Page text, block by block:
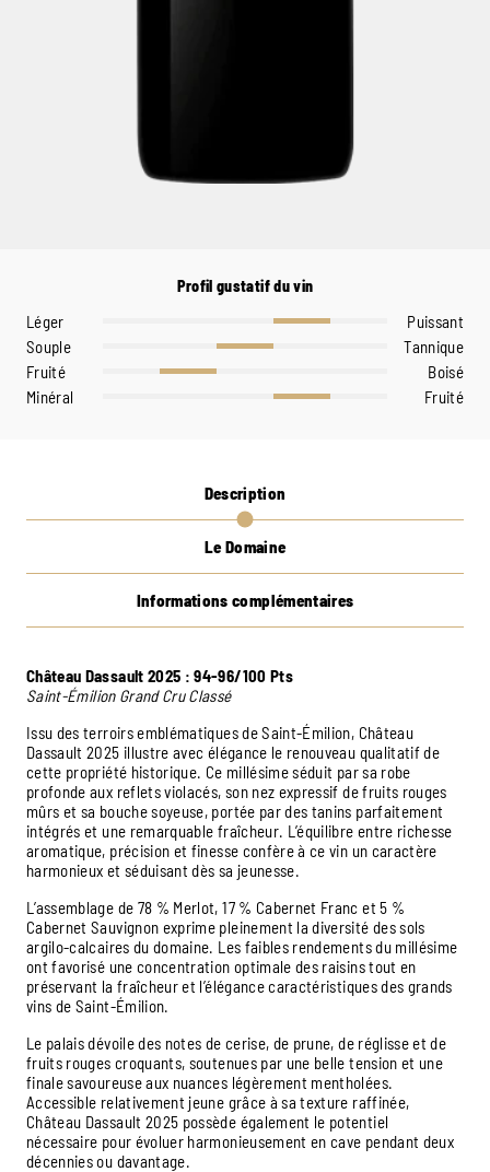
Profil gustatif du vin
Léger
Puissant
Souple
Tannique
Fruité
Boisé
Minéral
Fruité
Description
Le Domaine
Informations complémentaires
Château Dassault 2025 : 94-96/100 Pts
Saint-Émilion Grand Cru Classé
Issu des terroirs emblématiques de Saint-Émilion, Château
Dassault 2025 illustre avec élégance le renouveau qualitatif de
cette propriété historique. Ce millésime séduit par sa robe
profonde aux reflets violacés, son nez expressif de fruits rouges
mûrs et sa bouche soyeuse, portée par des tanins parfaitement
intégrés et une remarquable fraîcheur. L’équilibre entre richesse
aromatique, précision et finesse confère à ce vin un caractère
harmonieux et séduisant dès sa jeunesse.
L’assemblage de 78 % Merlot, 17 % Cabernet Franc et 5 %
Cabernet Sauvignon exprime pleinement la diversité des sols
argilo-calcaires du domaine. Les faibles rendements du millésime
ont favorisé une concentration optimale des raisins tout en
préservant la fraîcheur et l’élégance caractéristiques des grands
vins de Saint-Émilion.
Le palais dévoile des notes de cerise, de prune, de réglisse et de
fruits rouges croquants, soutenues par une belle tension et une
finale savoureuse aux nuances légèrement mentholées.
Accessible relativement jeune grâce à sa texture raffinée,
Château Dassault 2025 possède également le potentiel
nécessaire pour évoluer harmonieusement en cave pendant deux
décennies ou davantage.